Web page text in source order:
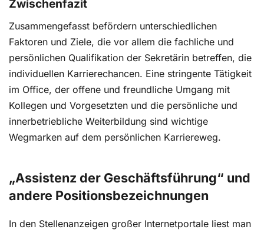
Zwischenfazit
Zusammengefasst befördern unterschiedlichen
Faktoren und Ziele, die vor allem die fachliche und
persönlichen Qualifikation der Sekretärin betreffen, die
individuellen Karrierechancen. Eine stringente Tätigkeit
im Office, der offene und freundliche Umgang mit
Kollegen und Vorgesetzten und die persönliche und
innerbetriebliche Weiterbildung sind wichtige
Wegmarken auf dem persönlichen Karriereweg.
„Assistenz der Geschäftsführung“ und
andere Positionsbezeichnungen
In den Stellenanzeigen großer Internetportale liest man